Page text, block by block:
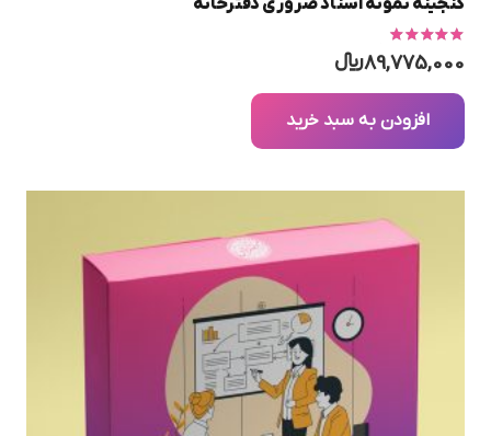
گنجینه نمونه اسناد ضروری دفترخانه
امتیاز5.00 از 5
89,775,000﷼
افزودن به سبد خرید